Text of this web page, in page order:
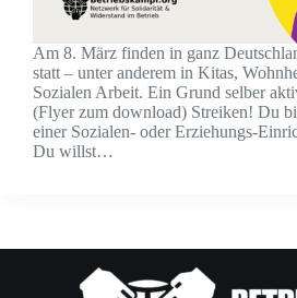
Am 8. März finden in ganz
statt – unter anderem in Kitas,
Sozialen Arbeit. Ein Grund selber
(Flyer zum download) Streiken! Du
einer Sozialen- oder Erziehungs-
Du willst…